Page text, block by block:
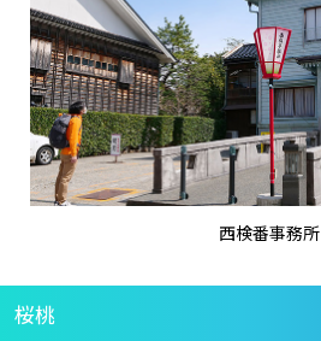
西検番事務所
桜桃